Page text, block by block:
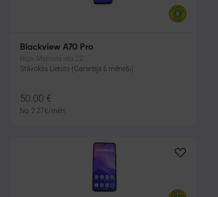
Blackview A70 Pro
Rīga, Melnsila iela 22
Stāvoklis Lietots (Garantija 6 mēneši)
50.00 €
No 2.27€/mēn.